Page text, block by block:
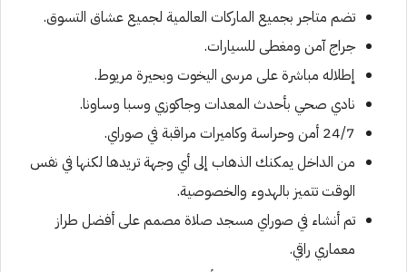
تضم متاجر بجميع الماركات العالمية لجميع عشاق التسوق.
جراج آمن ومغطى للسيارات.
إطلاله مباشرة على مرسى اليخوت وبحيرة مريوط.
نادي صحي بأحدث المعدات وجاكوزي وسبا وساونا.
24/7 أمن وحراسة وكاميرات مراقبة في صوراي.
من الداخل يمكنك الذهاب إلى أي وجهة تريدها لكنها في نفس
الوقت تتميز بالهدوء والخصوصية.
تم أنشاء في صوراي مسجد صلاة مصمم على أفضل طراز
معماري راقي.